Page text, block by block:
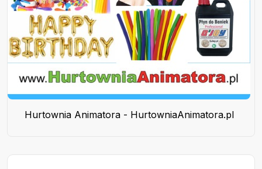
Hurtownia Animatora - HurtowniaAnimatora.pl